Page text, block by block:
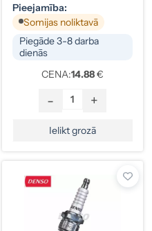
Pieejamība:
Somijas noliktavā
Piegāde 3-8 darba
dienās
CENA:14.88€
- +
Ielikt grozā